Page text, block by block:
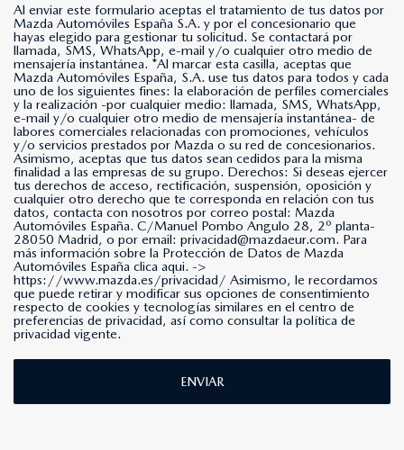
Al enviar este formulario aceptas el tratamiento de tus datos por
Mazda Automóviles España S.A. y por el concesionario que
hayas elegido para gestionar tu solicitud. Se contactará por
llamada, SMS, WhatsApp, e-mail y/o cualquier otro medio de
mensajería instantánea. *Al marcar esta casilla, aceptas que
Mazda Automóviles España, S.A. use tus datos para todos y cada
uno de los siguientes fines: la elaboración de perfiles comerciales
y la realización -por cualquier medio: llamada, SMS, WhatsApp,
e-mail y/o cualquier otro medio de mensajería instantánea- de
labores comerciales relacionadas con promociones, vehículos
y/o servicios prestados por Mazda o su red de concesionarios.
Asimismo, aceptas que tus datos sean cedidos para la misma
finalidad a las empresas de su grupo. Derechos: Si deseas ejercer
tus derechos de acceso, rectificación, suspensión, oposición y
cualquier otro derecho que te corresponda en relación con tus
datos, contacta con nosotros por correo postal: Mazda
Automóviles España. C/Manuel Pombo Angulo 28, 2º planta-
28050 Madrid, o por email: privacidad@mazdaeur.com. Para
más información sobre la Protección de Datos de Mazda
Automóviles España clica aqui. ->
https://www.mazda.es/privacidad/
que puede retirar y modificar sus opciones de consentimiento
respecto de cookies y tecnologías similares en el centro de
preferencias de privacidad, así como consultar la política de
privacidad vigente.
ENVIAR